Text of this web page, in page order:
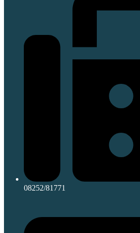
08252/81771